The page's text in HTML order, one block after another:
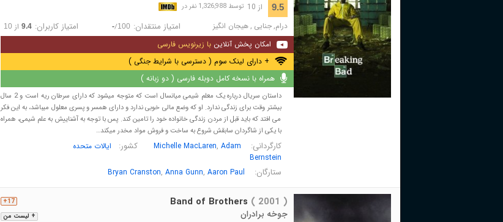
9.5 از 10 توسط 1,326,988 نفر در
درام, جنایی , هیجان انگیز امتیاز منتقدان: -/100 امتیاز کاربران: 9.4 از 10
امکان پخش آنلاین با زیرنویس فارسی
+ دارای لینک سوم ( دسترسی با شرایط جنگی )
همراه با نسخه کامل دوبله فارسی ( دو زبانه )
داستان سریال درباره یک معلم شیمی میانسال است که متوجه میشود که دارای سرطان ریه است و 2 سال
بیشتر وقت برای زندگی ندارد. او که وضع مالی خوبی ندارد و دارای همسر و پسری معلول میباشد، به این فکر
می افتد که باید قبل از مردن زندگی خانواده خود را تامین کند. پس با توجه به آشناییش به علم شیمی، همراه
با یکی از شاگردان سابقش شروع به ساخت و فروش مواد مخدر میکند…
کارگردانی: Michelle MacLaren, Adam
Bernstein
کشور: ایالات متحده
ستارگان: Bryan Cranston, Anna Gunn, Aaron Paul
+ لیست من
17+ Band of Brothers ( 2001 )
جوخه برادران